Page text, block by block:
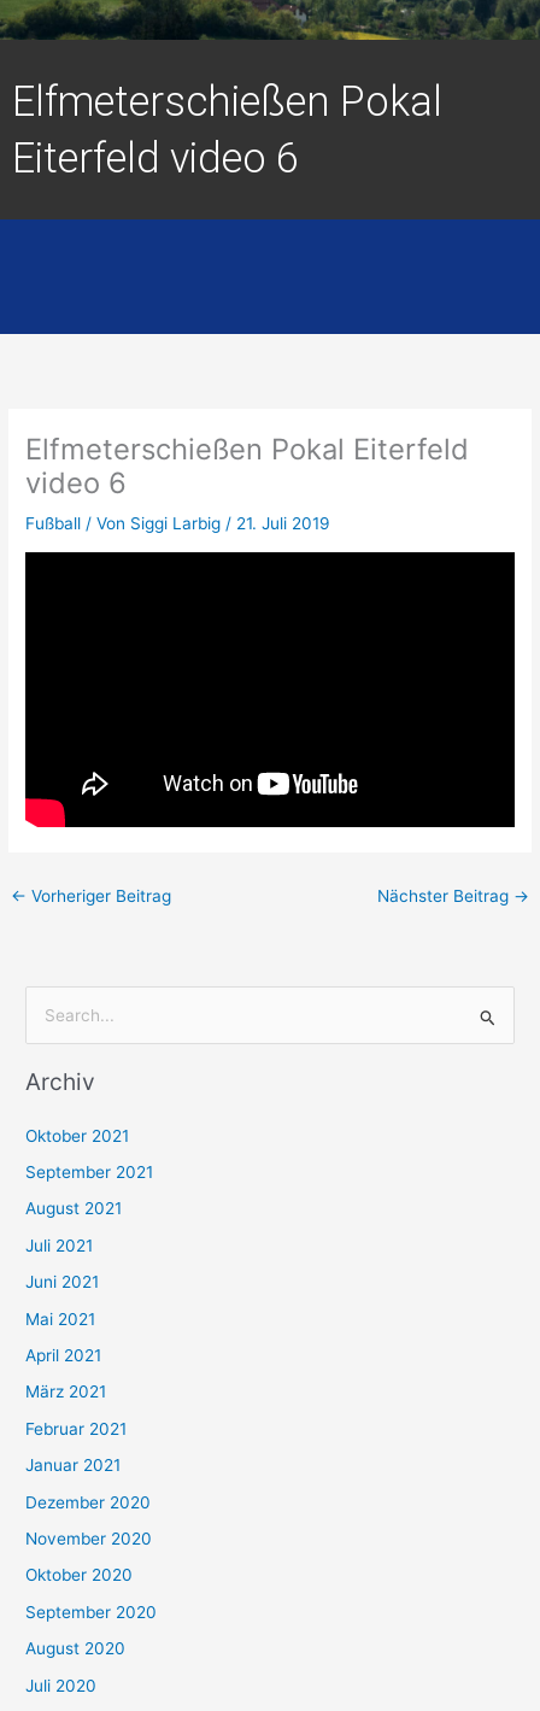
Elfmeterschießen Pokal
Eiterfeld video 6
Elfmeterschießen Pokal Eiterfeld
video 6
Fußball / Von Siggi Larbig/ 21. Juli 2019
← Vorheriger Beitrag Nächster Beitrag →
c
n
n
a
c
h
:
Archiv
Oktober 2021
September 2021
August 2021
Juli 2021
Juni 2021
Mai 2021
April 2021
März 2021
Februar 2021
Januar 2021
Dezember 2020
November 2020
Oktober 2020
September 2020
August 2020
Juli 2020